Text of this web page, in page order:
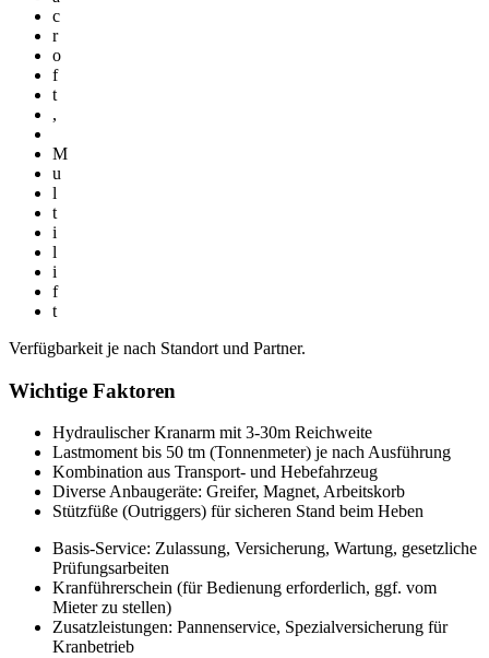
c
r
o
f
t
,
M
u
l
t
i
l
i
f
t
Verfügbarkeit je nach Standort und Partner.
Wichtige Faktoren
Hydraulischer Kranarm mit 3-30m Reichweite
Lastmoment bis 50 tm (Tonnenmeter) je nach Ausführung
Kombination aus Transport- und Hebefahrzeug
Diverse Anbaugeräte: Greifer, Magnet, Arbeitskorb
Stützfüße (Outriggers) für sicheren Stand beim Heben
Basis-Service: Zulassung, Versicherung, Wartung, gesetzliche
Prüfungsarbeiten
Kranführerschein (für Bedienung erforderlich, ggf. vom
Mieter zu stellen)
Zusatzleistungen: Pannenservice, Spezialversicherung für
Kranbetrieb